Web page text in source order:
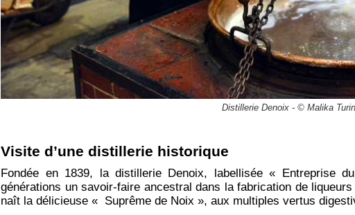
Distillerie Denoix - © Malika Turin
​Visite d’une distillerie historique
Fondée en 1839, la distillerie Denoix, labellisée « Entreprise
générations un savoir-faire ancestral dans la fabrication de
naît la délicieuse « Suprême de Noix », aux multiples vertus